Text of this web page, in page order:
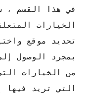
في هذا القسم ،
الخيارات
تحديد موقع
بمجرد الوصول
من الخيارات
التي تريد فيها